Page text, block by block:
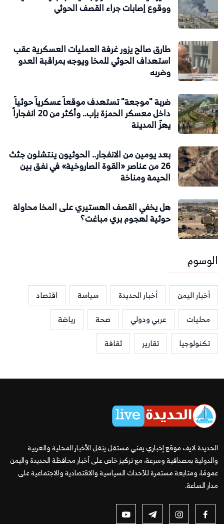
ووقوع إصابات جراء القصف الحوثي
طارق صالح يزور غرفة العمليات العسكرية عقب
استهداف الحوثي للمخا ويوجه بمراقبة العدو
وضربه
ضربة "موجعة" تستهدف موقعاً عسكرياً حوثياً
داخل معسكر الحمزة بإب.. وأكثر من 20 انفجاراً
يهزّ المدينة
بعد يومين من الانفجار.. الحوثيون ينتشلون جثث
26 من عناصر «القوة الصاروخية» في نفق بين
الحيمة ومناخة
هل يخفي القصف الهستيري على المخا محاولة
حوثية لهجوم بري مباغت؟
الوسوم
أخبار اليمن أخبار الحديدة سياسة
اقتصاد
محليات
عربي ودولي صحة
رياضة
تكنولوجيا
تقارير ثقافة
الحديدة لايف موقع إخباري يمني مستقل ينقل الأخبار المحلية والعربية
والدولية بمصداقية وسرعة، مع تركيز خاص على أخبار محافظة الحديدة واليمن
عمومًا، ومتابعة مستمرة للأحداث السياسية والاقتصادية والاجتماعية على
مدار الساعة.